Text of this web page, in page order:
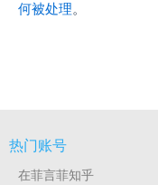
何被处理。
热门账号
在菲言菲知乎